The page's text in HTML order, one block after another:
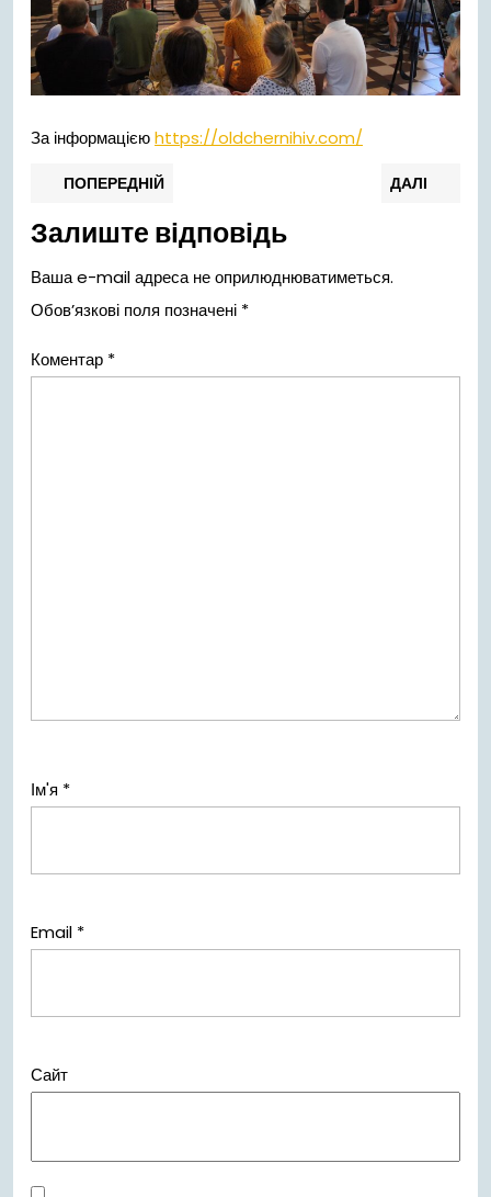
За інформацієюhttps://oldchernihiv.com/
Навігація
записів
ПОПЕРЕДНІЙ ДАЛІ
Залиште відповідь
Ваша e-mail адреса не оприлюднюватиметься.
Обов’язкові поля позначені *
Коментар *
Ім'я *
Email *
Сайт